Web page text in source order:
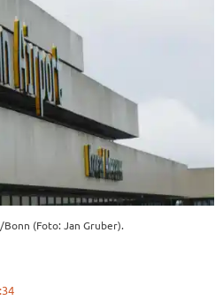
(Foto: Jan Gruber).